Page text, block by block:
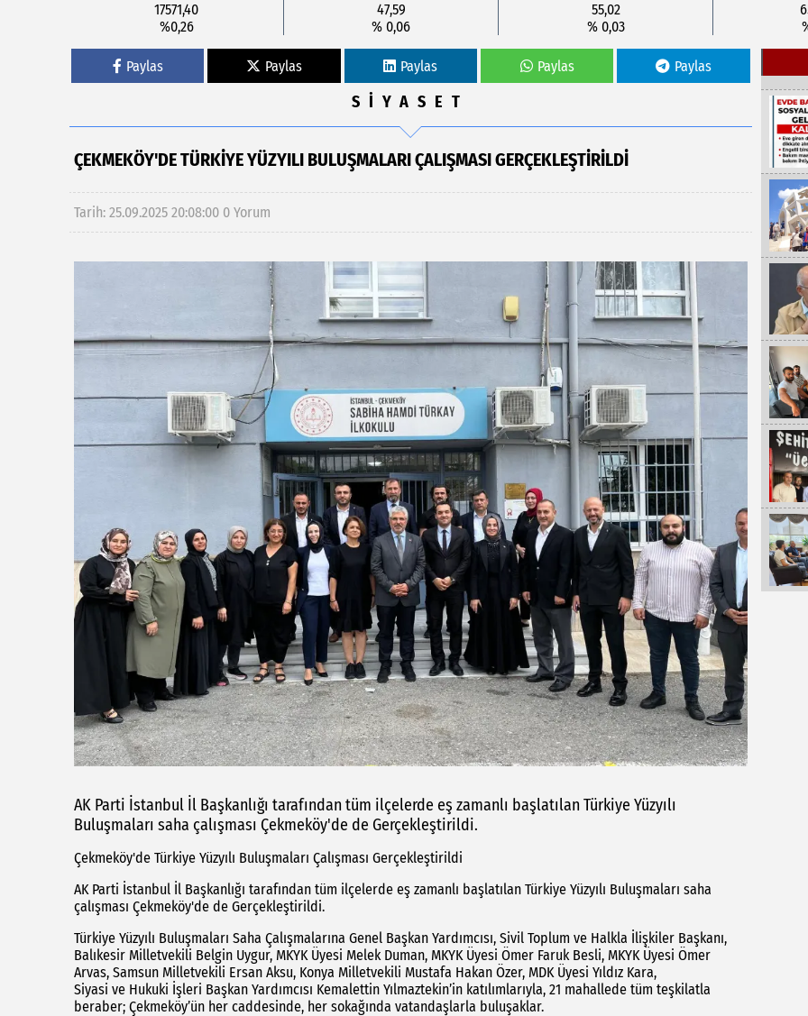
17571,40
%0,26
47,59
% 0,06
55,02
% 0,03
Paylas Paylas Paylas Paylas Paylas
SİYASET
ÇEKMEKÖY'DE TÜRKIYE YÜZYILI BULUŞMALARI ÇALIŞMASI GERÇEKLEŞTIRILDI
Tarih: 25.09.2025 20:08:00 0 Yorum
AK Parti İstanbul İl Başkanlığı tarafından tüm ilçelerde eş zamanlı başlatılan Türkiye Yüzyılı
Buluşmaları saha çalışması Çekmeköy'de de Gerçekleştirildi.
Çekmeköy'de Türkiye Yüzyılı Buluşmaları Çalışması Gerçekleştirildi
AK Parti İstanbul İl Başkanlığı tarafından tüm ilçelerde eş zamanlı başlatılan Türkiye Yüzyılı Buluşmaları saha
çalışması Çekmeköy'de de Gerçekleştirildi.
Türkiye Yüzyılı Buluşmaları Saha Çalışmalarına Genel Başkan Yardımcısı, Sivil Toplum ve Halkla İlişkiler Başkanı,
Balıkesir Milletvekili Belgin Uygur, MKYK Üyesi Melek Duman, MKYK Üyesi Ömer Faruk Besli, MKYK Üyesi Ömer
Arvas, Samsun Milletvekili Ersan Aksu, Konya Milletvekili Mustafa Hakan Özer, MDK Üyesi Yıldız Kara,
Siyasi ve Hukuki İşleri Başkan Yardımcısı Kemalettin Yılmaztekin’in katılımlarıyla, 21 mahallede tüm teşkilatla
beraber; Çekmeköy’ün her caddesinde, her sokağında vatandaşlarla buluşaklar.